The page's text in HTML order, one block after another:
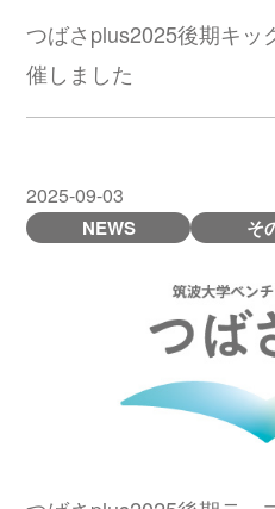
つばさplus2025後期キッ
催しました
2025-09-03
NEWS そ